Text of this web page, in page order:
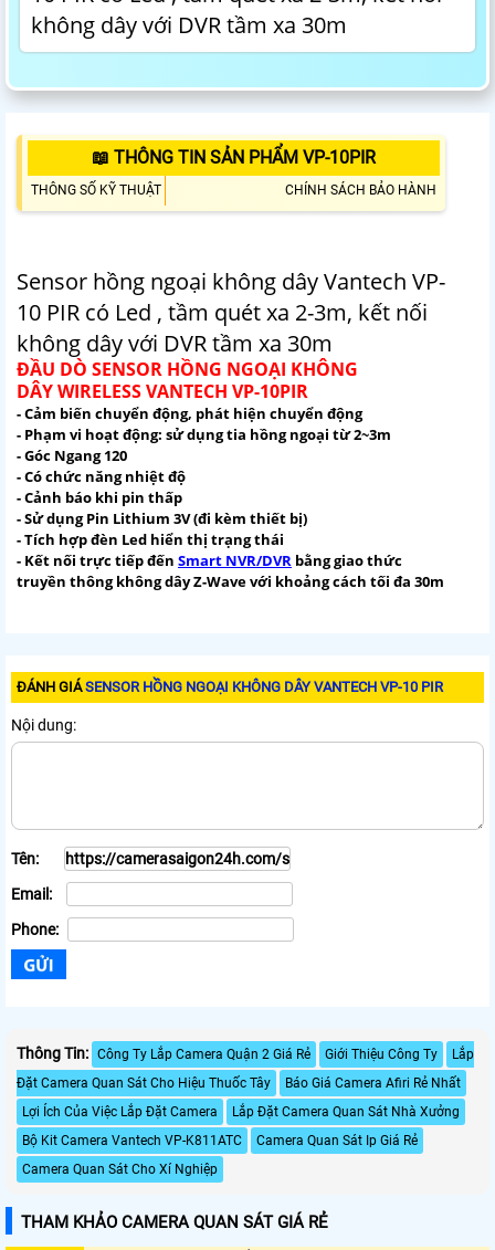
không dây với DVR tầm xa 30m
📖 THÔNG TIN SẢN PHẨM VP-10PIR
THÔNG SỐ KỸ THUẬT CHÍNH SÁCH BẢO HÀNH
Sensor hồng ngoại không dây Vantech VP-
10 PIR có Led , tầm quét xa 2-3m, kết nối
không dây với DVR tầm xa 30m
ĐẦU DÒ SENSOR HỒNG NGOẠI KHÔNG
DÂY WIRELESS VANTECH VP-10PIR
- Cảm biến chuyển động, phát hiện chuyển động
- Phạm vi hoạt động: sử dụng tia hồng ngoại từ 2~3m
- Góc Ngang 120
- Có chức năng nhiệt độ
- Cảnh báo khi pin thấp
- Sử dụng Pin Lithium 3V (đi kèm thiết bị)
- Tích hợp đèn Led hiển thị trạng thái
- Kết nối trực tiếp đến Smart NVR/DVR bằng giao thức
truyền thông không dây Z-Wave với khoảng cách tối đa 30m
ĐÁNH GIÁSENSOR HỒNG NGOẠI KHÔNG DÂY VANTECH VP-10 PIR
Nội dung:
Tên:
Email:
Phone:
Thông Tin: Công Ty Lắp Camera Quận 2 Giá Rẻ Giới Thiệu Công Ty
Lắp
Đặt Camera Quan Sát Cho Hiệu Thuốc Tây
Báo Giá Camera Afiri Rẻ Nhất
Lợi Ích Của Việc Lắp Đặt Camera
Lắp Đặt Camera Quan Sát Nhà Xưởng
Bộ Kit Camera Vantech VP-K811ATC
Camera Quan Sát Ip Giá Rẻ
Camera Quan Sát Cho Xí Nghiệp
THAM KHẢO CAMERA QUAN SÁT GIÁ RẺ